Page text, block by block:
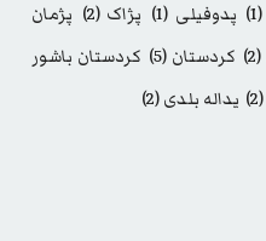
(1) پدوفیلی (1) پژاک (2)
پژمان
(2) کردستان (5)
کردستان باشور
(2) یداله بلدی(2)